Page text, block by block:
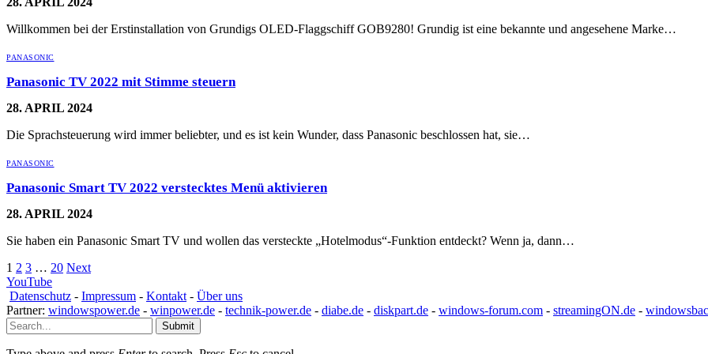
Willkommen bei der Erstinstallation von Grundigs OLED-Flaggschiff GOB9280! Grundig ist eine bekannte und angesehene Marke…
PANASONIC
Panasonic TV 2022 mit Stimme steuern
28. APRIL 2024
Die Sprachsteuerung wird immer beliebter, und es ist kein Wunder, dass Panasonic beschlossen hat, sie…
PANASONIC
Panasonic Smart TV 2022 verstecktes Menü aktivieren
28. APRIL 2024
Sie haben ein Panasonic Smart TV und wollen das versteckte „Hotelmodus“-Funktion entdeckt? Wenn ja, dann…
1 2 3 … 20 Next
YouTube
Datenschutz - Impressum - Kontakt - Über uns
Partner: windowspower.de - winpower.de - technik-power.de - diabe.de - diskpart.de - windows-forum.com - streamingON.de -
Submit